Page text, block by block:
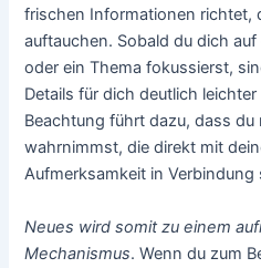
frischen Informationen richtet,
auftauchen. Sobald du dich
oder ein Thema fokussierst,
Details für dich deutlich
Beachtung führt dazu, dass du
wahrnimmst, die direkt mit
Aufmerksamkeit in Verbindung
Neues wird somit zu einem
Mechanismus. Wenn du zum